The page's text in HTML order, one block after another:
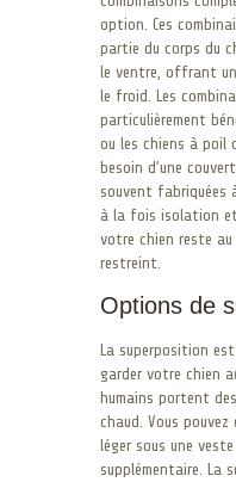
option. Ces
partie du corps du
le ventre, offrant
le froid. Les
particulièrement
ou les chiens à poil
besoin d’une
souvent
à la fois isolation
votre chien reste
restreint.
Options de
La superposition
garder votre chien
humains portent
chaud. Vous
léger sous une
supplémentaire. La